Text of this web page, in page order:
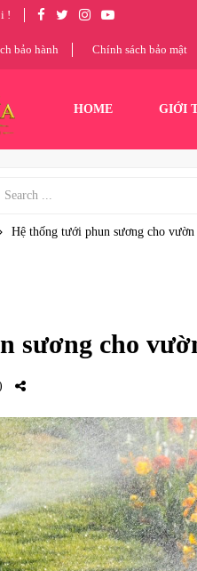
!
bảo hành Chính sách bảo mật
HOME GIỚI
Hệ thống tưới phun sương cho vườn
sương cho